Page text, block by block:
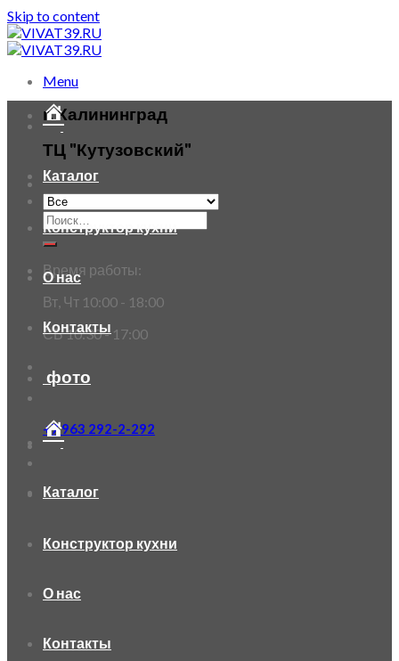
Skip to content
Menu
г. Калининград
ТЦ "Кутузовский"
Время работы:
Вт, Чт 10:00 - 18:00
СБ 10:30 - 17:00
+7 963 292-2-292
Каталог
Конструктор кухни
О нас
Контакты
фото
Каталог
Конструктор кухни
О нас
Контакты